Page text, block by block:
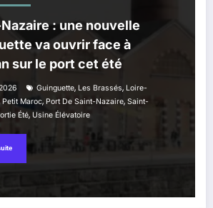
: une nouvelle
va ouvrir face à
sur le port cet été
Guinguette, Les Brassés, Loire-
Petit Maroc, Port De Saint-Nazaire, Saint-
Été, Usine Élévatoire